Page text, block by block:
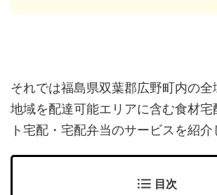
それでは福島県双葉郡広野町内の全
地域を配達可能エリアに含む食材宅
ト宅配・宅配弁当のサービスを紹介
目次